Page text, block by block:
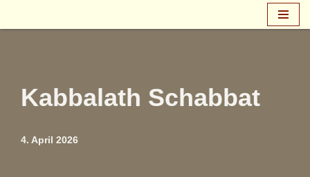
Kabbalath Schabbat
4. April 2026